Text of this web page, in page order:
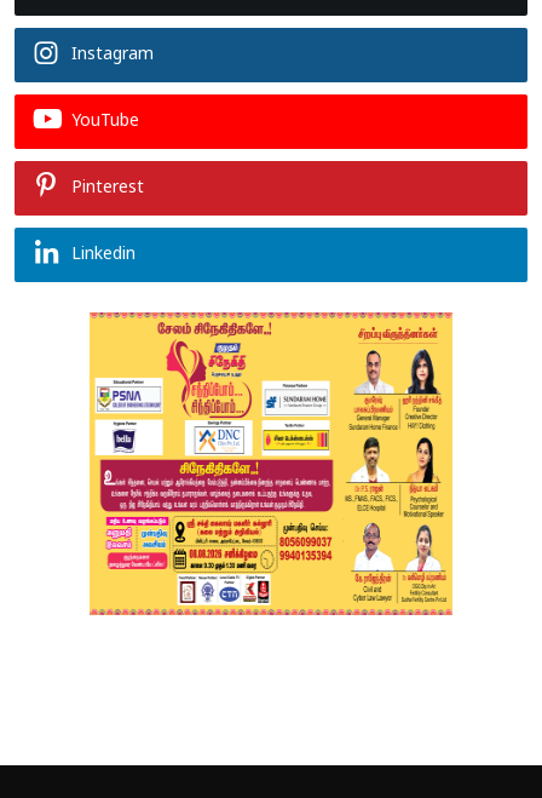
Instagram
YouTube
Pinterest
Linkedin